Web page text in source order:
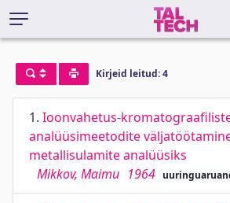
Kirjeid leitud: 4
1. Ioonvahetus-
analüüsimeetodite
metallisulamite analüüsiks
Mikkov, Maimu 1964